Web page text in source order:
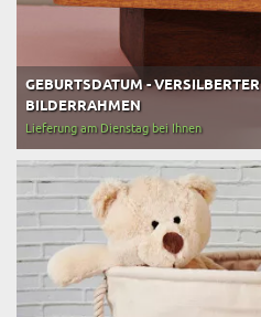
GEBURTSDATUM - VERSILBERTER
BILDERRAHMEN
Lieferung am Dienstag bei Ihnen